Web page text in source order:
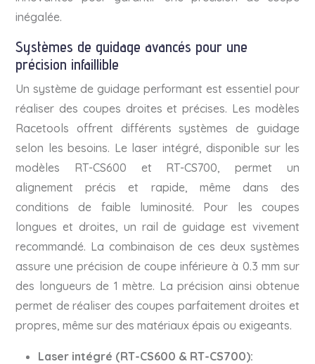
inégalée.
Systèmes de guidage avancés pour une
précision infaillible
Un système de guidage performant est essentiel pour
réaliser des coupes droites et précises. Les modèles
Racetools offrent différents systèmes de guidage
selon les besoins. Le laser intégré, disponible sur les
modèles RT-CS600 et RT-CS700, permet un
alignement précis et rapide, même dans des
conditions de faible luminosité. Pour les coupes
longues et droites, un rail de guidage est vivement
recommandé. La combinaison de ces deux systèmes
assure une précision de coupe inférieure à 0.3 mm sur
des longueurs de 1 mètre. La précision ainsi obtenue
permet de réaliser des coupes parfaitement droites et
propres, même sur des matériaux épais ou exigeants.
Laser intégré (RT-CS600 & RT-CS700):